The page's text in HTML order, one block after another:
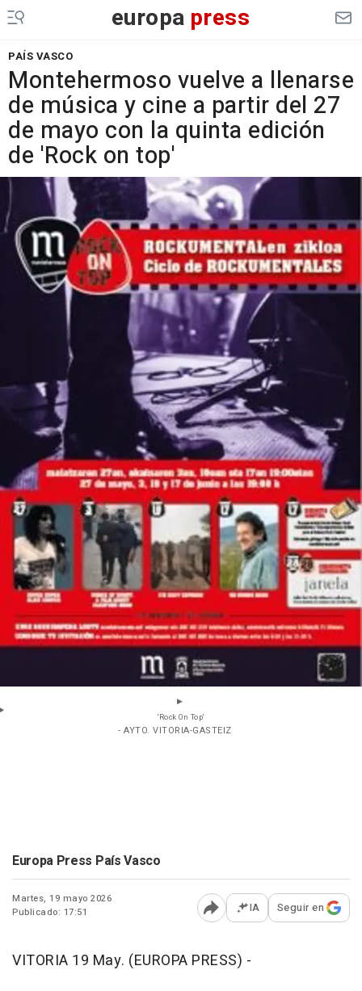
europa press
PAÍS VASCO
Montehermoso vuelve a llenarse
de música y cine a partir del 27
de mayo con la quinta edición
de 'Rock on top'
'Rock On Top'
- AYTO. VITORIA-GASTEIZ
Europa Press País Vasco
Martes, 19 mayo 2026
Publicado: 17:51
Abrir opciones para
IA Seguir en
VITORIA 19 May. (EUROPA PRESS) -